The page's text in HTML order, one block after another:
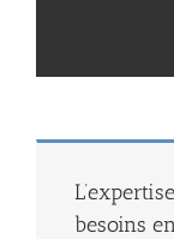
besoins